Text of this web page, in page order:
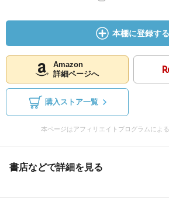
本棚に登録する
Amazon
詳細ページへ
購入ストア一覧
本ページはアフィリエイトプログラムによ
書店などで詳細を見る